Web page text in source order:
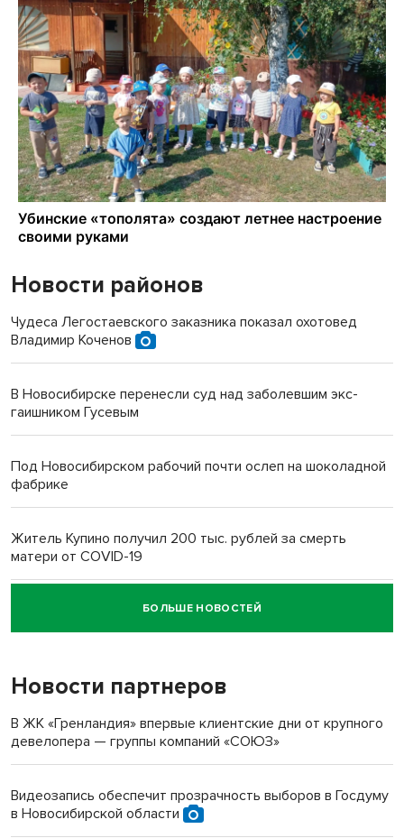
Новости районов
Чудеса Легостаевского заказника показал охотовед
Владимир Коченов
В Новосибирске перенесли суд над заболевшим экс-
гаишником Гусевым
Под Новосибирском рабочий почти ослеп на шоколадной
фабрике
Житель Купино получил 200 тыс. рублей за смерть
матери от COVID-19
Новосибирский суд наказал водителя за смерть
пенсионерки на вокзале
«Мы живём на пастбище!»: в новосибирском селе лошади
терроризируют жителей
Новосибирский преподаватель с женой вошли в топ-16
БОЛЬШЕ НОВОСТЕЙ
Новости партнеров
В ЖК «Гренландия» впервые клиентские дни от крупного
девелопера — группы компаний «СОЮЗ»
Видеозапись обеспечит прозрачность выборов в Госдуму
в Новосибирской области